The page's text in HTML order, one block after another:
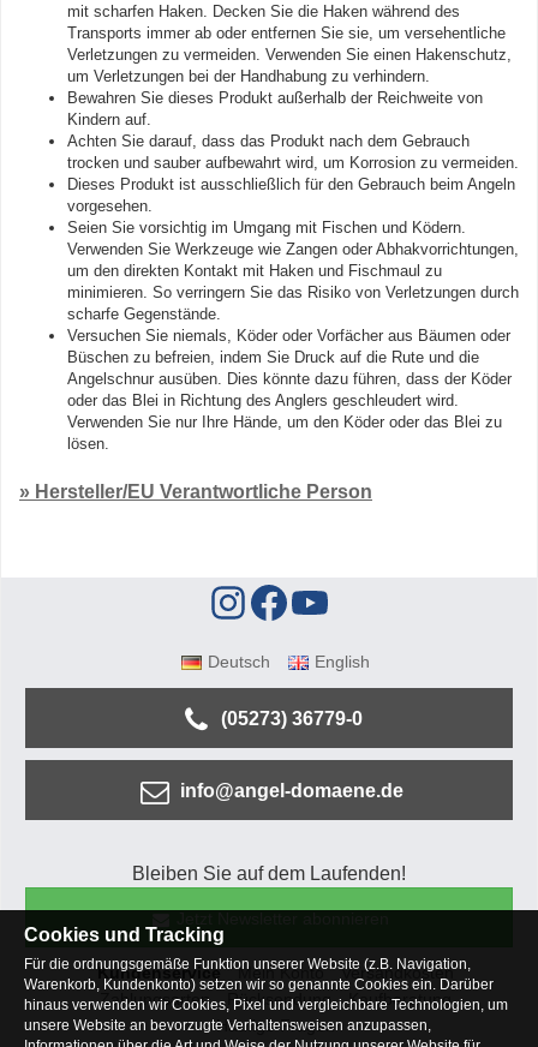
mit scharfen Haken. Decken Sie die Haken während des
Transports immer ab oder entfernen Sie sie, um versehentliche
Verletzungen zu vermeiden. Verwenden Sie einen Hakenschutz,
um Verletzungen bei der Handhabung zu verhindern.
Bewahren Sie dieses Produkt außerhalb der Reichweite von
Kindern auf.
Achten Sie darauf, dass das Produkt nach dem Gebrauch
trocken und sauber aufbewahrt wird, um Korrosion zu vermeiden.
Dieses Produkt ist ausschließlich für den Gebrauch beim Angeln
vorgesehen.
Seien Sie vorsichtig im Umgang mit Fischen und Ködern.
Verwenden Sie Werkzeuge wie Zangen oder Abhakvorrichtungen,
um den direkten Kontakt mit Haken und Fischmaul zu
minimieren. So verringern Sie das Risiko von Verletzungen durch
scharfe Gegenstände.
Versuchen Sie niemals, Köder oder Vorfächer aus Bäumen oder
Büschen zu befreien, indem Sie Druck auf die Rute und die
Angelschnur ausüben. Dies könnte dazu führen, dass der Köder
oder das Blei in Richtung des Anglers geschleudert wird.
Verwenden Sie nur Ihre Hände, um den Köder oder das Blei zu
lösen.
» Hersteller/EU Verantwortliche Person
Deutsch English
(05273) 36779-0
info@angel-domaene.de
Bleiben Sie auf dem Laufenden!
Kundenservice Mein Konto
Versandkosten
Zahlungsarten
Rücksendung
Kaufberatung
Häufige Fragen
Cookies und Tracking
Für die ordnungsgemäße Funktion unserer Website (z.B. Navigation,
Warenkorb, Kundenkonto) setzen wir so genannte Cookies ein. Darüber
hinaus verwenden wir Cookies, Pixel und vergleichbare Technologien, um
unsere Website an bevorzugte Verhaltensweisen anzupassen,